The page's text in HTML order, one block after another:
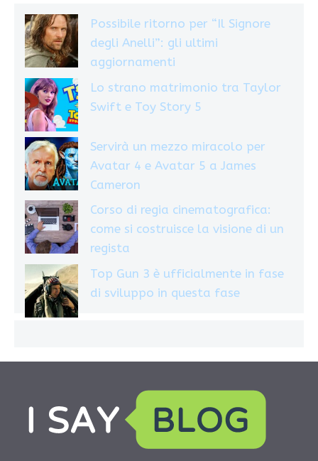
Possibile ritorno per “Il Signore
degli Anelli”: gli ultimi
aggiornamenti
Lo strano matrimonio tra Taylor
Swift e Toy Story 5
Servirà un mezzo miracolo per
Avatar 4 e Avatar 5 a James
Cameron
Corso di regia cinematografica:
come si costruisce la visione di un
regista
Top Gun 3 è ufficialmente in fase
di sviluppo in questa fase